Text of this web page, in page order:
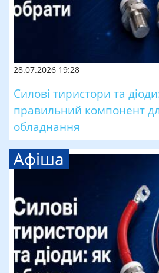
28.07.2026 19:28
Силові тиристори та
правильний компонент
обладнання
Афіша